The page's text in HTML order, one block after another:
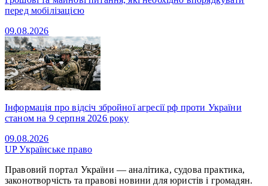
перед мобілізацією
09.08.2026
Інформація про відсіч збройної агресії рф проти України
станом на 9 серпня 2026 року
09.08.2026
UPУкраїнське право
Правовий портал України — аналітика, судова практика,
законотворчість та правові новини для юристів і громадян.